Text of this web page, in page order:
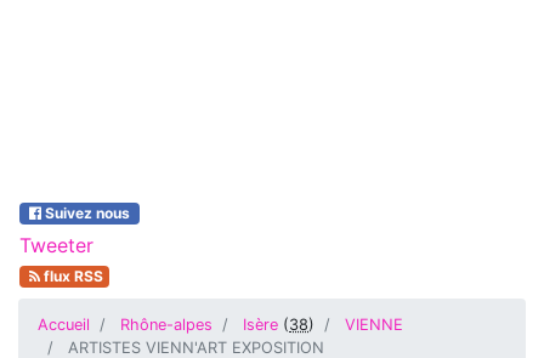
Suivez nous
Tweeter
flux RSS
Accueil Rhône-alpes Isère (38)
VIENNE
ARTISTES VIENN'ART EXPOSITION